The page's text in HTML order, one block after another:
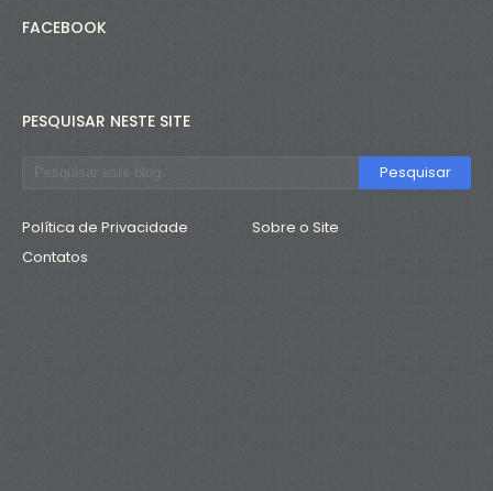
FACEBOOK
PESQUISAR NESTE SITE
Política de Privacidade
Sobre o Site
Contatos